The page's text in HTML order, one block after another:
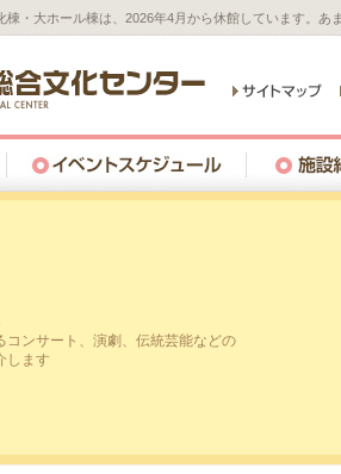
棟・大ホール棟は、2026年4月から休館しています。
コンサート、演劇、伝統芸能などの
します